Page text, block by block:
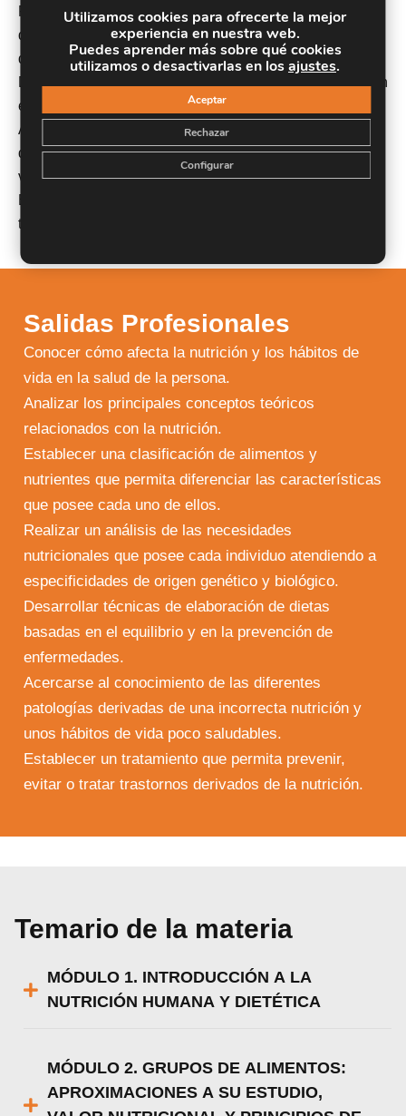
Realizar un análisis de las necesidades nutricionales
que posee cada individuo atendiendo a especificidades
de origen genético y biológico.
Desarrollar técnicas de elaboración de dietas basadas en
el equilibrio y en la prevención de enfermedades.
Acercarse al conocimiento de las diferentes patologías
derivadas de una incorrecta nutrición y unos hábitos de
vida poco saludables.
tratar trastornos derivados de la nutrición.
Salidas Profesionales
Conocer cómo afecta la nutrición y los hábitos de
vida en la salud de la persona.
Analizar los principales conceptos teóricos
relacionados con la nutrición.
Establecer una clasificación de alimentos y
nutrientes que permita diferenciar las características
que posee cada uno de ellos.
Realizar un análisis de las necesidades
nutricionales que posee cada individuo atendiendo a
especificidades de origen genético y biológico.
Desarrollar técnicas de elaboración de dietas
basadas en el equilibrio y en la prevención de
enfermedades.
Acercarse al conocimiento de las diferentes
patologías derivadas de una incorrecta nutrición y
unos hábitos de vida poco saludables.
Establecer un tratamiento que permita prevenir,
evitar o tratar trastornos derivados de la nutrición.
Temario de la materia
MÓDULO 1. INTRODUCCIÓN A LA
NUTRICIÓN HUMANA Y DIETÉTICA
MÓDULO 2. GRUPOS DE ALIMENTOS:
APROXIMACIONES A SU ESTUDIO,
Utilizamos cookies para ofrecerte la mejor
experiencia en nuestra web.
Puedes aprender más sobre qué cookies
utilizamos o desactivarlas en losajustes.
Aceptar
Rechazar
Configurar